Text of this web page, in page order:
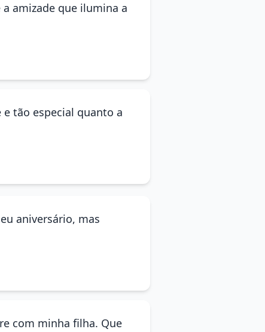
amizade que ilumina a
tão especial quanto a
aniversário, mas
com minha filha. Que